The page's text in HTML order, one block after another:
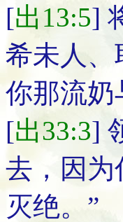
[出13:5]
希未人、
你那流奶
[出33:3]
去，因为
灭绝。”